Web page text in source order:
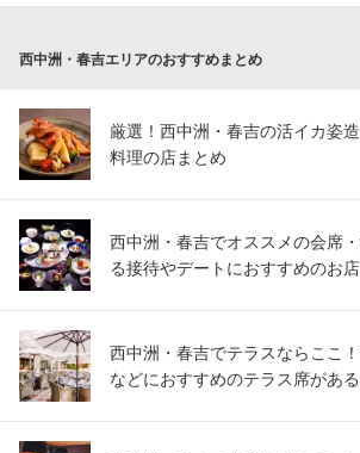
西中洲・春吉エリアのおすすめまとめ
厳選！西中洲・春吉の活イカ姿
料理の店まとめ
西中洲・春吉でオススメの会席
る接待やデートにおすすめのお店
西中洲・春吉でテラスならここ
などにおすすめのテラス席があ